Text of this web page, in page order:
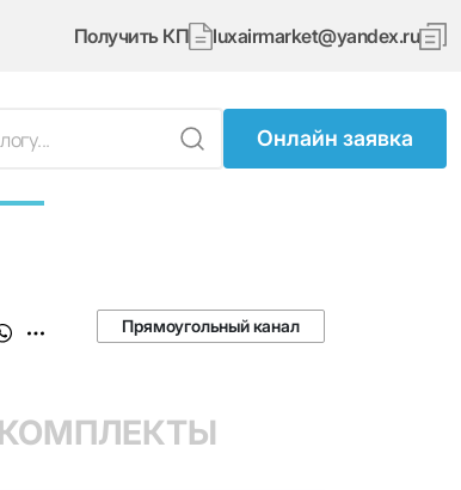
Получить КП luxairmarket@yandex.ru
Онлайн заявка
Прямоугольный канал